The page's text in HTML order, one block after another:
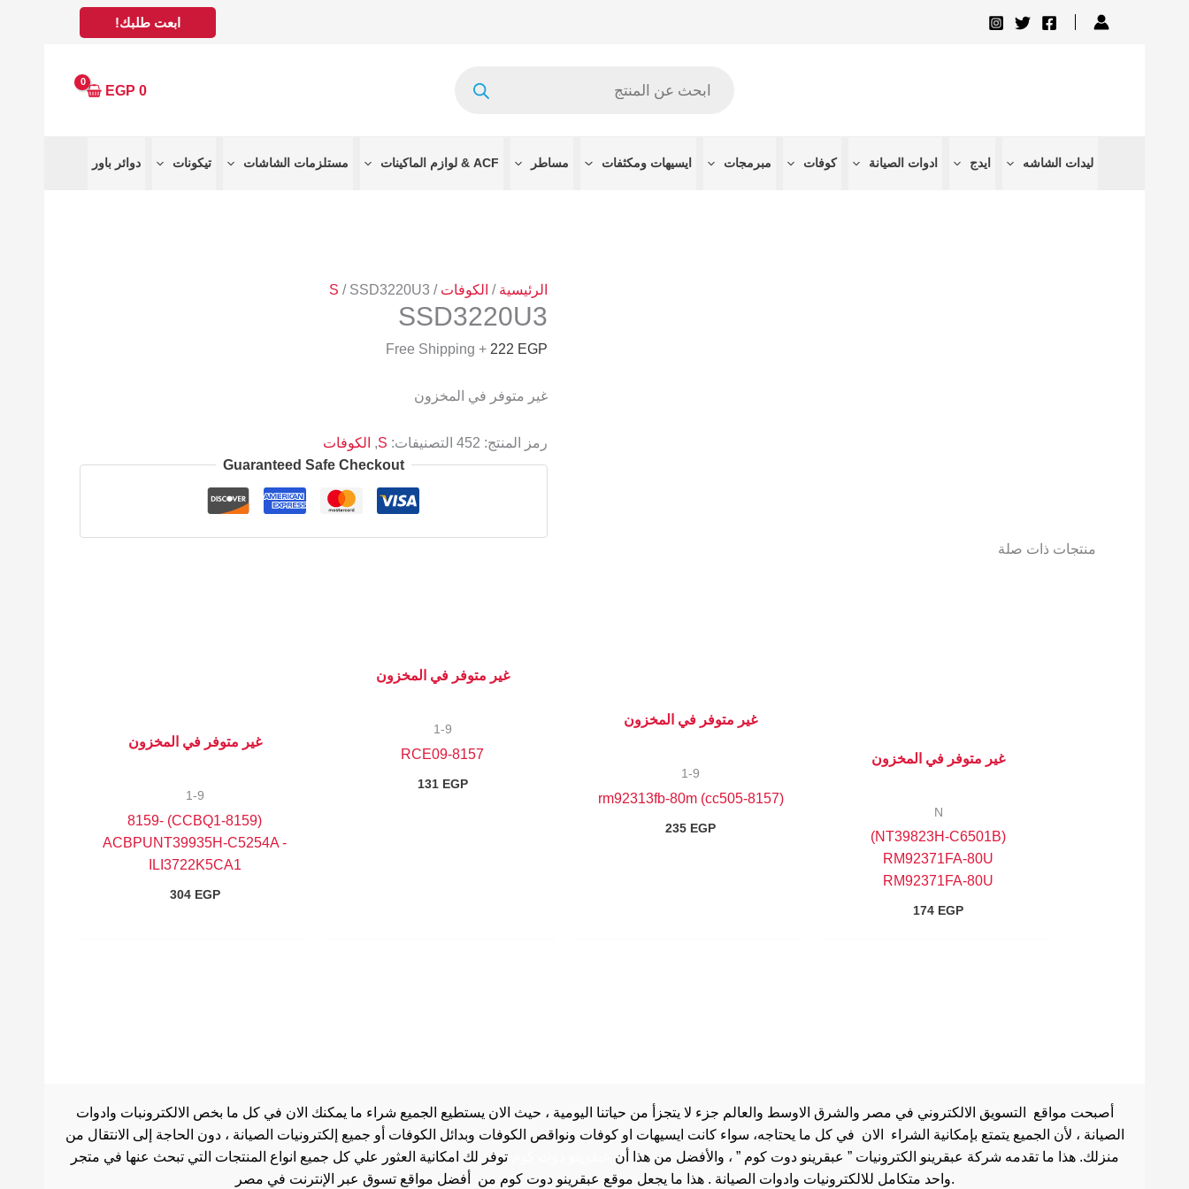
ابعت طلبك!
0
EGP
ليدات الشاشه ايدج ادوات الصيانة كوفات مبرمجات ايسيهات ومكثفات مساطر ACF & لوازم الماكينات مستلزمات الشاشات تيكونات دوائر باور
الرئيسية / الكوفات /
S / SSD3220U3
SSD3220U3
222 EGP
+ Free Shipping
غير متوفر في المخزون
رمز المنتج: 452 التصنيفات: S
, الكوفات
Guaranteed Safe Checkout
منتجات ذات صلة
غير متوفر في المخزون
N
(NT39823H-C6501B)
RM92371FA-80U
RM92371FA-80U
174 EGP
غير متوفر في المخزون
1-9
(8157-cc505) rm92313fb-80m
235 EGP
غير متوفر في المخزون
1-9
8157-RCE09
131 EGP
غير متوفر في المخزون
1-9
(8159-CCBQ1) 8159-
ACBPUNT39935H-C5254A -
ILI3722K5CA1
304 EGP
أصبحت مواقع التسويق الالكتروني في مصر والشرق الاوسط والعالم جزء لا يتجزأ من حياتنا اليومية ، حيث الان يستطيع الجميع شراء ما يمكنك الان في كل ما بخص الالكترونبات وادوات
الصيانة ، لأن الجميع يتمتع بإمكانية الشراء الان في كل ما يحتاجه، سواء كانت ايسيهات او كوفات ونواقص الكوفات وبدائل الكوفات أو جميع إلكترونيات الصيانة ، دون الحاجة إلى الانتقال من
منزلك. هذا ما تقدمه شركة عبقرينو الكترونيات ” عبقرينو دوت كوم ” ، والأفضل من هذا أن
توفر لك امكانية العثور علي كل جميع انواع المنتجات التي تبحث عنها في متجر
واحد متكامل للالكترونيات وادوات الصيانة . هذا ما يجعل موقع عبقرينو دوت كوم من أفضل مواقع تسوق عبر الإنترنت في مصر.